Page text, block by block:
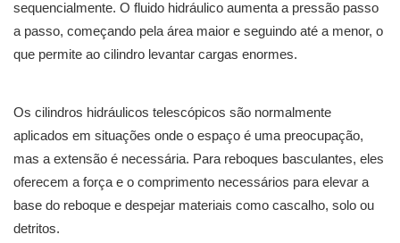
sequencialmente. O fluido hidráulico aumenta a pressão passo
a passo, começando pela área maior e seguindo até a menor, o
que permite ao cilindro levantar cargas enormes.
Os cilindros hidráulicos telescópicos são normalmente
aplicados em situações onde o espaço é uma preocupação,
mas a extensão é necessária. Para reboques basculantes, eles
oferecem a força e o comprimento necessários para elevar a
base do reboque e despejar materiais como cascalho, solo ou
detritos.